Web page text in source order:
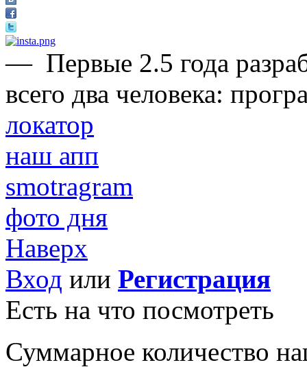
— Первые 2.5 года
всего два человека:
локатор
наш апп
smotragram
фото дня
Наверх
Вход или Регистрация
Есть на что посмотреть
Суммарное количество